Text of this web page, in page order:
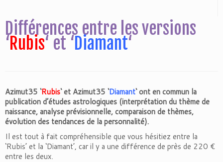
Différences entre les versions
‘Rubis‘ et ‘Diamant‘
Azimut35 ‘Rubis‘ et Azimut35 ‘Diamant‘ ont en commun la
publication d’études astrologiques (interprétation du thème de
naissance, analyse prévisionnelle, comparaison de thèmes,
évolution des tendances de la personnalité).
Il est tout à fait compréhensible que vous hésitiez entre la
‘Rubis’ et la ‘Diamant’, car il y a une différence de près de 220 €
entre les deux.